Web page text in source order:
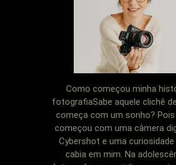
Como começou minha
fotografiaSabe aquele clichê
começa com um sonho? Pois
começou com uma câmera
Cybershot e uma curiosidade
cabia em mim. Na